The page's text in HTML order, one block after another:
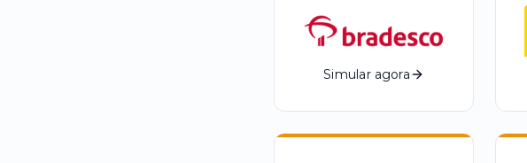
Simular agora